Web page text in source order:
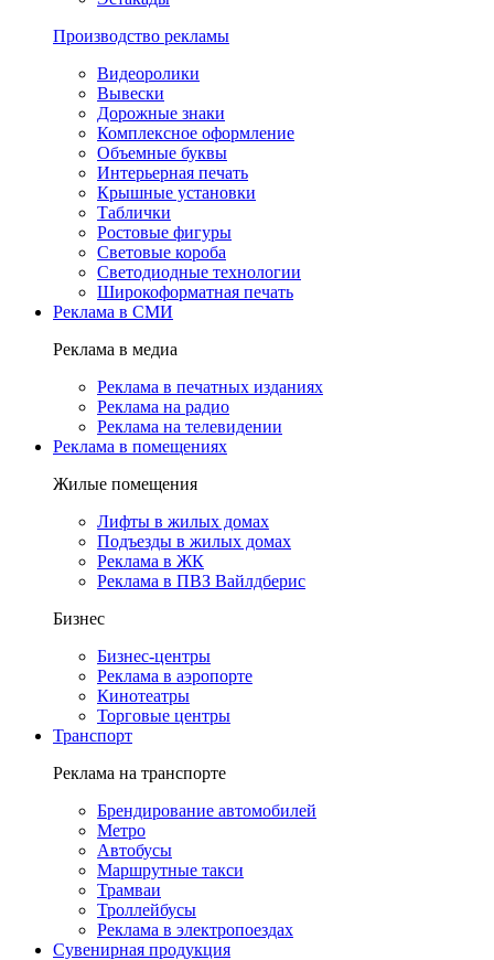
Производство рекламы
Видеоролики
Вывески
Дорожные знаки
Комплексное оформление
Объемные буквы
Интерьерная печать
Крышные установки
Таблички
Ростовые фигуры
Световые короба
Светодиодные технологии
Широкоформатная печать
Реклама в СМИ
Реклама в медиа
Реклама в печатных изданиях
Реклама на радио
Реклама на телевидении
Реклама в помещениях
Жилые помещения
Лифты в жилых домах
Подъезды в жилых домах
Реклама в ЖК
Реклама в ПВЗ Вайлдберис
Бизнес
Бизнес-центры
Реклама в аэропорте
Кинотеатры
Торговые центры
Транспорт
Реклама на транспорте
Брендирование автомобилей
Метро
Автобусы
Маршрутные такси
Трамваи
Троллейбусы
Реклама в электропоездах
Сувенирная продукция